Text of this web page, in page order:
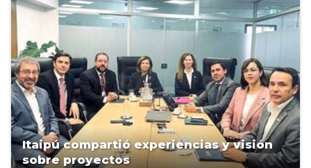
Itaipú compartió experiencias y visión
sobre proyectos